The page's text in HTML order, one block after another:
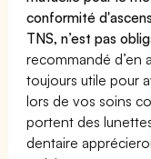
conformité
TNS, n’est pas
recommandé d’en
toujours utile pour
lors de vos soins
portent des
dentaire